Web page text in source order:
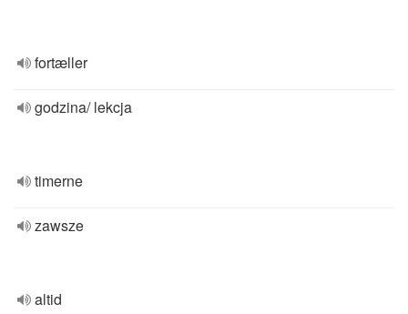
fortæller
godzina/ lekcja
timerne
zawsze
altid